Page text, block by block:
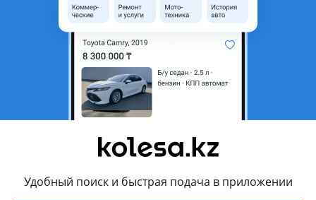
Удобный поиск и быстрая подача в приложении
Код запчасти
GRGX20
Возможна рассрочка или
Да
Комментарий продавца
Решетка радиатора на Lexus GX460 2013-19 стиль 2020
В комплекте: